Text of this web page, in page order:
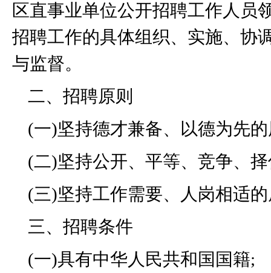
区直事业单位公开招聘工作人员
招聘工作的具体组织、实施、协
与监督。
二、招聘原则
(一)坚持德才兼备、以德为先
(二)坚持公开、平等、竞争、
(三)坚持工作需要、人岗相适
三、招聘条件
(一)具有中华人民共和国国籍;